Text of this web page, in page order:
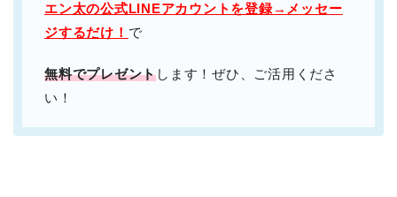
エン太の公式LINEアカウントを登録→メッセー
ジするだけ！ で
無料でプレゼントします！ぜひ、ご活用くださ
い！